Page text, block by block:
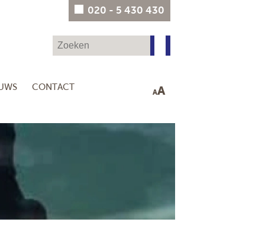
020 - 5 430 430
CONTACT
AA